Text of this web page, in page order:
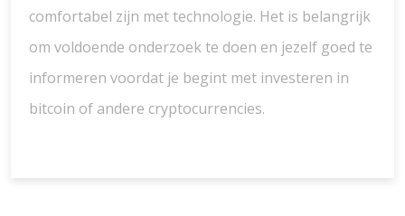
comfortabel zijn met technologie. Het is belangrijk
om voldoende onderzoek te doen en jezelf goed te
informeren voordat je begint met investeren in
bitcoin of andere cryptocurrencies.